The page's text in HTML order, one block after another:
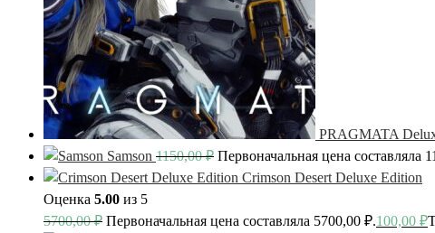
PRAGMATA
Samson 1150,00₽ Первоначальная цена составляла
Crimson Desert Deluxe Edition
Оценка 5.00 из 5
5700,00₽ Первоначальная цена составляла 5700,00 ₽.100,00 ₽